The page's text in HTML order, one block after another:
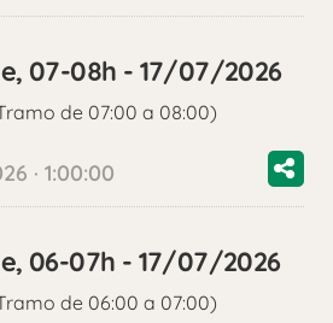
07-08h - 17/07/2026
de 07:00 a 08:00)
· 1:00:00
06-07h - 17/07/2026
de 06:00 a 07:00)